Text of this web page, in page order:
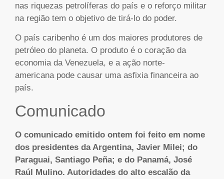
nas riquezas petrolíferas do país e o reforço militar
na região tem o objetivo de tirá-lo do poder.
O país caribenho é um dos maiores produtores de
petróleo do planeta. O produto é o coração da
economia da Venezuela, e a ação norte-
americana pode causar uma asfixia financeira ao
país.
Comunicado
O comunicado emitido ontem foi feito em nome
dos presidentes da Argentina, Javier Milei; do
Paraguai, Santiago Peña; e do Panamá, José
Raúl Mulino. Autoridades do alto escalão da